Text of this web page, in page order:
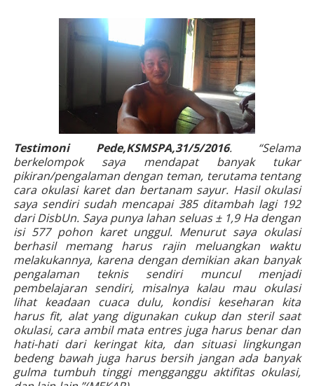
Testimoni Pede,KSMSPA,31/5/2016. “Selama
berkelompok saya mendapat banyak tukar
pikiran/pengalaman dengan teman, terutama tentang
cara okulasi karet dan bertanam sayur. Hasil okulasi
saya sendiri sudah mencapai 385 ditambah lagi 192
dari DisbUn. Saya punya lahan seluas±1,9 Ha dengan
isi 577 pohon karet unggul. Menurut saya okulasi
berhasil memang harus rajin meluangkan waktu
melakukannya, karena dengan demikian akan banyak
pengalaman teknis sendiri muncul menjadi
pembelajaran sendiri, misalnya kalau mau okulasi
lihat keadaan cuaca dulu, kondisi keseharan kita
harus fit, alat yang digunakan cukup dan steril saat
okulasi, cara ambil mata entres juga harus benar dan
hati-hati dari keringat kita, dan situasi lingkungan
bedeng bawah juga harus bersih jangan ada banyak
gulma tumbuh tinggi mengganggu aktifitas okulasi,